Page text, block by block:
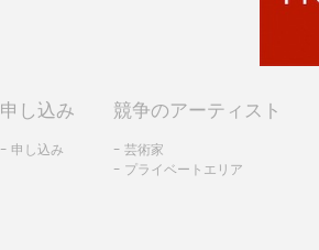
申し込み
- 申し込み
競争のアーティスト
- 芸術家
- プライベートエリア